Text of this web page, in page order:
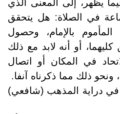
يظهر، إلى المعنى الذي
في الصلاة: هل يتحقق
المأموم بالإمام، وحصول
كليهما، أو أنه لابد مع ذلك
في المكان أو اتصال
ونحو ذلك مما ذكرناه آنفا.
دراية المذهب (شافعي)